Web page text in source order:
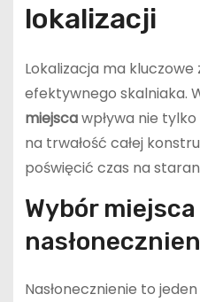
lokalizacji
Lokalizacja ma kluczowe
efektywnego skalniaka.
miejscawpływa nie
na trwałość całej
poświęcić czas na
Wybór
Nasłonecznienie to